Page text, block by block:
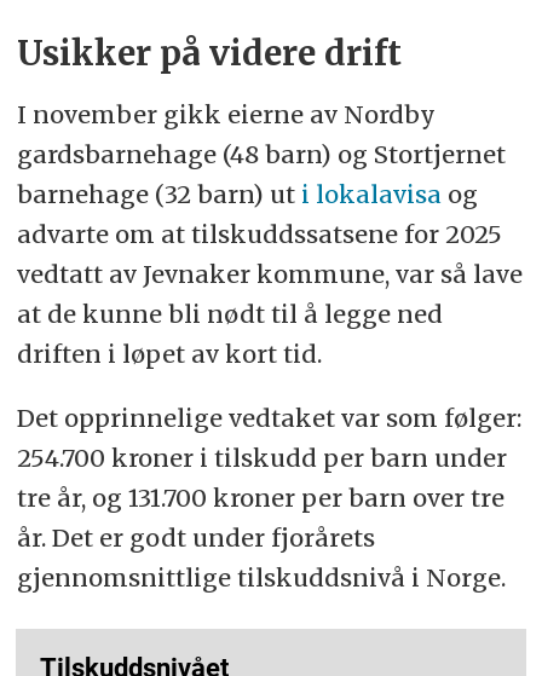
Usikker på videre drift
I november gikk eierne av Nordby
gardsbarnehage (48 barn) og Stortjernet
barnehage (32 barn) ut i lokalavisa og
advarte om at tilskuddssatsene for 2025
vedtatt av Jevnaker kommune, var så lave
at de kunne bli nødt til å legge ned
driften i løpet av kort tid.
Det opprinnelige vedtaket var som følger:
254.700 kroner i tilskudd per barn under
tre år, og 131.700 kroner per barn over tre
år. Det er godt under fjorårets
gjennomsnittlige tilskuddsnivå i Norge.